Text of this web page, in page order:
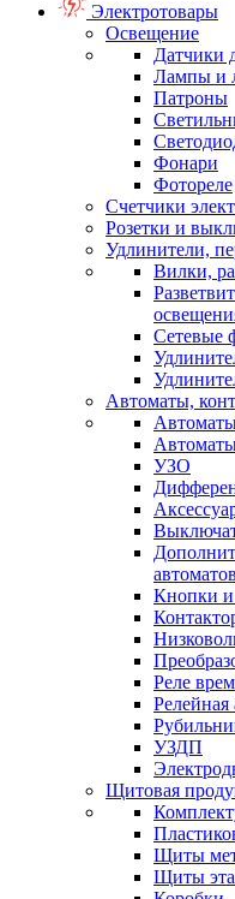
Электротовары
Освещение
Датчики
Лампы и
Патроны
Фонари
Фотореле
Счетчики
Розетки и
Удлинители,
Вилки,
Сетевые
Автоматы,
УЗО
автоматов
Кнопки и
Реле
Релейная
УЗДП
Щитовая
Щиты
Щиты